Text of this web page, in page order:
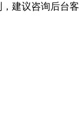
建议咨询后台客